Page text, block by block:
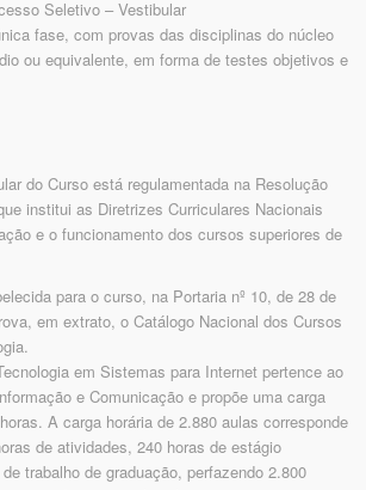
Seletivo – Vestibular
fase, com provas das disciplinas do núcleo
ou equivalente, em forma de testes objetivos e
do Curso está regulamentada na Resolução
institui as Diretrizes Curriculares Nacionais
e o funcionamento dos cursos superiores de
para o curso, na Portaria nº 10, de 28 de
em extrato, o Catálogo Nacional dos Cursos
em Sistemas para Internet pertence ao
e Comunicação e propõe uma carga
A carga horária de 2.880 aulas corresponde
de atividades, 240 horas de estágio
trabalho de graduação, perfazendo 2.800